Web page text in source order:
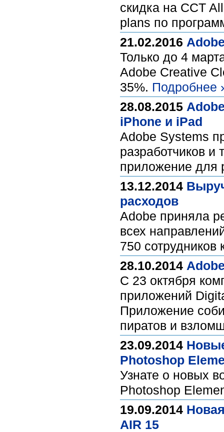
скидка на CCT
plans по
21.02.2016
Только до 4
Adobe Creative
35%. Подробнее
28.08.2015
iPhone и iPad
Adobe Systems
разработчиков и
приложение для
13.12.2014
расходов
Adobe приняла
всех
750
28.10.2014
С 23 октября
приложений
Приложение
пиратов и
23.09.2014
Photoshop
Узнате о новых
Photoshop
19.09.2014
AIR 15